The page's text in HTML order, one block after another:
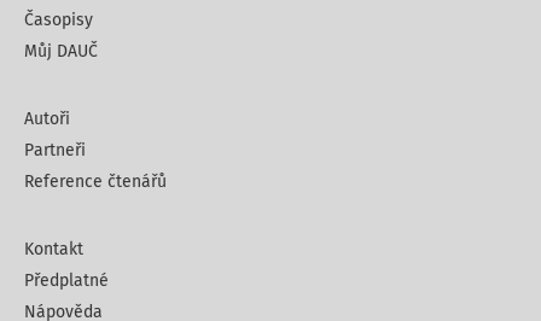
Časopisy
Můj DAUČ
Autoři
Partneři
Reference čtenářů
Kontakt
Předplatné
Nápověda